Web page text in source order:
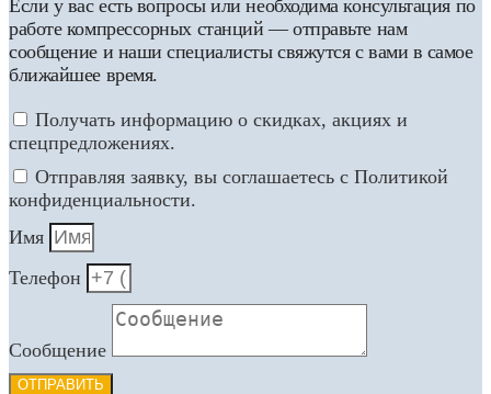
Если у вас есть вопросы или необходима консультация по
работе компрессорных станций — отправьте нам
сообщение и наши специалисты свяжутся с вами в самое
ближайшее время.
Получать информацию о скидках, акциях и
спецпредложениях.
Отправляя заявку, вы соглашаетесь с Политикой
конфиденциальности.
Имя
Телефон
Сообщение
ОТПРАВИТЬ